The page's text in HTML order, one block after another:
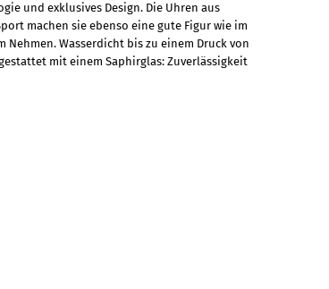
und exklusives Design. Die Uhren aus
machen sie ebenso eine gute Figur wie im
Wasserdicht bis zu einem Druck von
mit einem Saphirglas: Zuverlässigkeit